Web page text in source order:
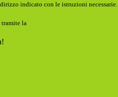
indicato con le istruzioni necessarie.
tramite la